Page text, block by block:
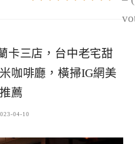
卡三店，台中老宅甜
咖啡廳，橫掃IG網美
薦
04-10